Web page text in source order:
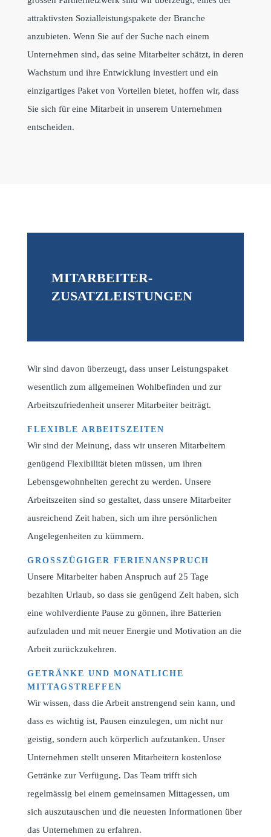
attraktivsten Sozialleistungspakete der Branche
anzubieten. Wenn Sie auf der Suche nach einem
Unternehmen sind, das seine Mitarbeiter schätzt, in deren
Wachstum und ihre Entwicklung investiert und ein
einzigartiges Paket von Vorteilen bietet, hoffen wir, dass
Sie sich für eine Mitarbeit in unserem Unternehmen
entscheiden.
MITARBEITER-
ZUSATZLEISTUNGEN
Wir sind davon überzeugt, dass unser Leistungspaket
wesentlich zum allgemeinen Wohlbefinden und zur
Arbeitszufriedenheit unserer Mitarbeiter beiträgt.
FLEXIBLE ARBEITSZEITEN
Wir sind der Meinung, dass wir unseren Mitarbeitern
genügend Flexibilität bieten müssen, um ihren
Lebensgewohnheiten gerecht zu werden. Unsere
Arbeitszeiten sind so gestaltet, dass unsere Mitarbeiter
ausreichend Zeit haben, sich um ihre persönlichen
Angelegenheiten zu kümmern.
GROSSZÜGIGER FERIENANSPRUCH
Unsere Mitarbeiter haben Anspruch auf 25 Tage
bezahlten Urlaub, so dass sie genügend Zeit haben, sich
eine wohlverdiente Pause zu gönnen, ihre Batterien
aufzuladen und mit neuer Energie und Motivation an die
Arbeit zurückzukehren.
GETRÄNKE UND MONATLICHE
MITTAGSTREFFEN
Wir wissen, dass die Arbeit anstrengend sein kann, und
dass es wichtig ist, Pausen einzulegen, um nicht nur
geistig, sondern auch körperlich aufzutanken. Unser
Unternehmen stellt unseren Mitarbeitern kostenlose
Getränke zur Verfügung. Das Team trifft sich
regelmässig bei einem gemeinsamen Mittagessen, um
sich auszutauschen und die neuesten Informationen über
das Unternehmen zu erfahren.